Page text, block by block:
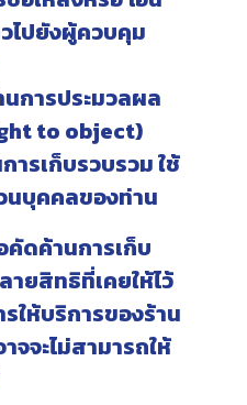
ไปยังผู้ควบคุม
การประมวลผล
to object)
รเก็บรวบรวม ใช้
นบุคคลของท่าน
ดค้านการเก็บ
ายสิทธิที่เคยให้ไว้
ให้บริการของร้าน
จจะไม่สามารถให้